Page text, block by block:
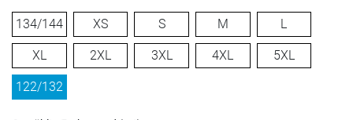
134/144 XS S M L
XL 2XL 3XL 4XL 5XL
122/132